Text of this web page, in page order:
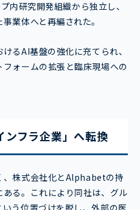
内研究開発組織から独立し、
業体へと再編された。
るAI基盤の強化に充てられ、
ォームの拡張と臨床現場への
フラ企業」へ転換
、株式会社化とAlphabetの持
る。これにより同社は、グル
う位置づけを脱し、外部の医